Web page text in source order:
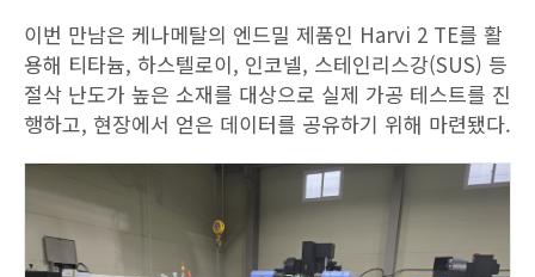
이번 만남은 케나메탈의 엔드밀 제품인 Harvi 2 TE를 활
용해 티타늄, 하스텔로이, 인코넬, 스테인리스강(SUS) 등
절삭 난도가 높은 소재를 대상으로 실제 가공 테스트를 진
행하고, 현장에서 얻은 데이터를 공유하기 위해 마련됐다.